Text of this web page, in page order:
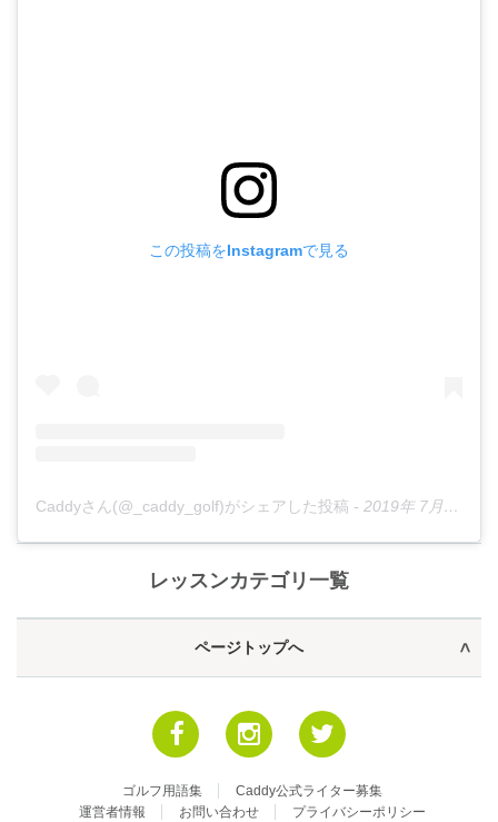
この投稿をInstagramで見る
Caddyさん(@_caddy_golf)がシェアした投稿 - 2019年 7月月8日午後6時37分PDT
レッスンカテゴリ一覧
ページトップへ
ゴルフ用語集
Caddy公式ライター募集
運営者情報
お問い合わせ プライバシーポリシー